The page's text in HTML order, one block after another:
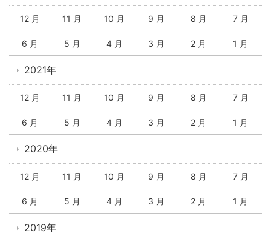
12 月 11 月 10 月 9 月 8 月 7 月
6 月 5 月 4 月 3 月 2 月 1 月
2021年
12 月 11 月 10 月 9 月 8 月 7 月
6 月 5 月 4 月 3 月 2 月 1 月
2020年
12 月 11 月 10 月 9 月 8 月 7 月
6 月 5 月 4 月 3 月 2 月 1 月
2019年